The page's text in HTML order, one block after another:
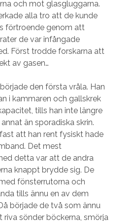
och mot glasgluggarna.
alla tro att de kunde
förtroende genom att
de var infångade
Först trodde forskarna att
av gasen…
den första vråla. Han
i kammaren och gallskrek
tills han inte längre
än sporadiska skrin.
att han rent fysiskt hade
Det mest
detta var att de andra
knappt brydde sig. De
fönsterrutorna och
tills ännu en av dem
började de två som ännu
riva sönder böckerna, smörja